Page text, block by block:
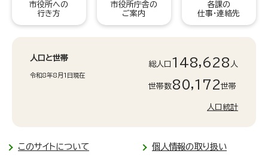
市役所への
行き方
市役所庁舎の
ご案内
各課の
仕事・連絡先
人口と世帯
令和8年8月1日現在
総人口 148,628 人
世帯数80,172世帯
人口統計
このサイトについて 個人情報の取り扱い